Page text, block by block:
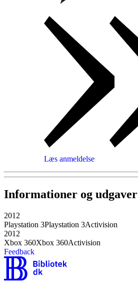
Læs anmeldelse
Informationer og udgaver
2012
Playstation 3Playstation 3Activision
2012
Xbox 360Xbox 360Activision
Feedback